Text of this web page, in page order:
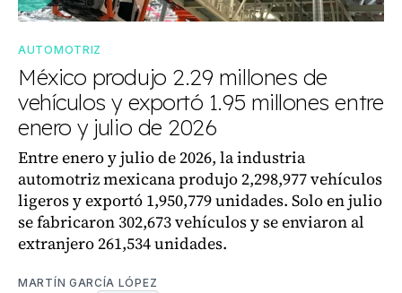
AUTOMOTRIZ
México produjo 2.29 millones de
vehículos y exportó 1.95 millones entre
enero y julio de 2026
Entre enero y julio de 2026, la industria
automotriz mexicana produjo 2,298,977 vehículos
ligeros y exportó 1,950,779 unidades. Solo en julio
se fabricaron 302,673 vehículos y se enviaron al
extranjero 261,534 unidades.
MARTÍN GARCÍA LÓPEZ